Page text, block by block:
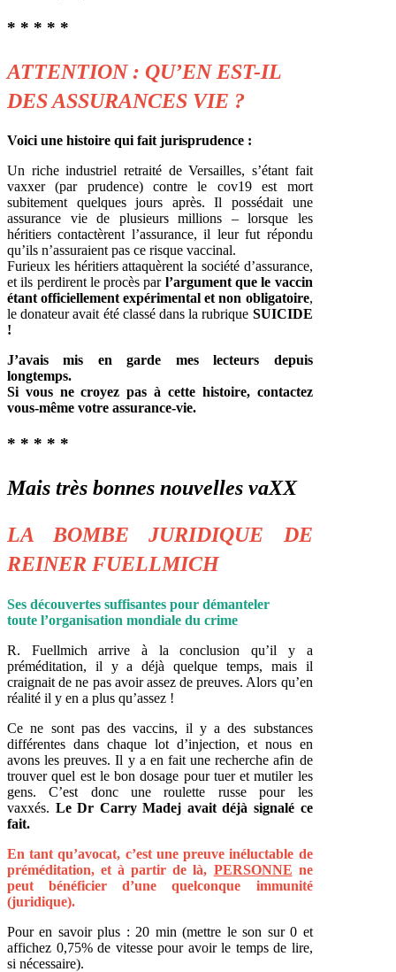
* * * * *
ATTENTION : QU’EN EST-IL
DES ASSURANCES VIE ?
Voici une histoire qui fait jurisprudence :
Un riche industriel retraité de Versailles, s’étant fait
vaxxer (par prudence) contre le cov19 est mort
subitement quelques jours après. Il possédait une
assurance vie de plusieurs millions – lorsque les
héritiers contactèrent l’assurance, il leur fut répondu
qu’ils n’assuraient pas ce risque vaccinal.
Furieux les héritiers attaquèrent la société d’assurance,
et ils perdirent le procès par l’argument que le vaccin
étant officiellement expérimental et non obligatoire,
le donateur avait été classé dans la rubrique SUICIDE
!
J’avais mis en garde mes lecteurs depuis
longtemps.
Si vous ne croyez pas à cette histoire, contactez
vous-même votre assurance-vie.
* * * * *
Mais très bonnes nouvelles vaXX
LA BOMBE JURIDIQUE DE
REINER FUELLMICH
Ses découvertes suffisantes pour démanteler
toute l’organisation mondiale du crime
R. Fuellmich arrive à la conclusion qu’il y a
préméditation, il y a déjà quelque temps, mais il
craignait de ne pas avoir assez de preuves. Alors qu’en
réalité il y en a plus qu’assez !
Ce ne sont pas des vaccins, il y a des substances
différentes dans chaque lot d’injection, et nous en
avons les preuves. Il y a en fait une recherche afin de
trouver quel est le bon dosage pour tuer et mutiler les
gens. C’est donc une roulette russe pour les
vaxxés. Le Dr Carry Madej avait déjà signalé ce
fait.
En tant qu’avocat, c’est une preuve inéluctable de
préméditation, et à partir de là, PERSONNE ne
peut bénéficier d’une quelconque immunité
(juridique).
Pour en savoir plus : 20 min (mettre le son sur 0 et
affichez 0,75% de vitesse pour avoir le temps de lire,
si nécessaire).